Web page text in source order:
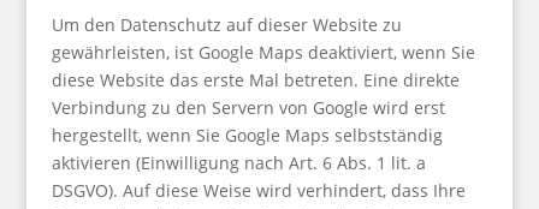
Um den Datenschutz auf dieser Website zu
gewährleisten, ist Google Maps deaktiviert, wenn Sie
diese Website das erste Mal betreten. Eine direkte
Verbindung zu den Servern von Google wird erst
hergestellt, wenn Sie Google Maps selbstständig
aktivieren (Einwilligung nach Art. 6 Abs. 1 lit. a
DSGVO). Auf diese Weise wird verhindert, dass Ihre